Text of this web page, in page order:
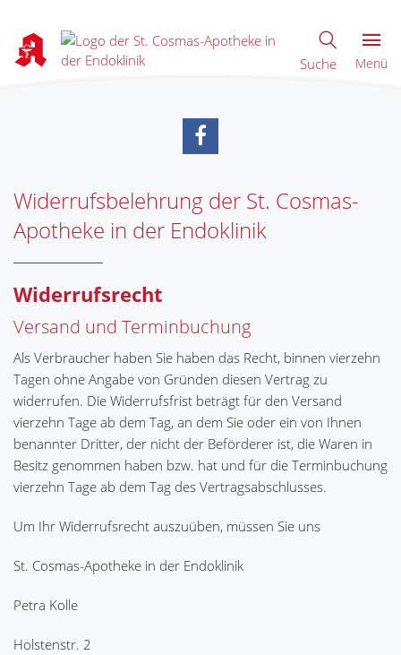
Suche Menü
Widerrufsbelehrung der St. Cosmas-
Apotheke in der Endoklinik
Widerrufsrecht
Versand und Terminbuchung
Als Verbraucher haben Sie haben das Recht, binnen vierzehn
Tagen ohne Angabe von Gründen diesen Vertrag zu
widerrufen. Die Widerrufsfrist beträgt für den Versand
vierzehn Tage ab dem Tag, an dem Sie oder ein von Ihnen
benannter Dritter, der nicht der Beförderer ist, die Waren in
Besitz genommen haben bzw. hat und für die Terminbuchung
vierzehn Tage ab dem Tag des Vertragsabschlusses.
Um Ihr Widerrufsrecht auszuüben, müssen Sie uns
St. Cosmas-Apotheke in der Endoklinik
Petra Kolle
Holstenstr. 2